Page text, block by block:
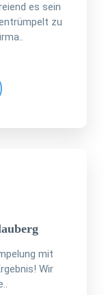
es sein
zu
mit
Wir